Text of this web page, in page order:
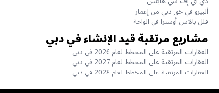
ألبيرو في خور دبي من إعمار
فلل بالاس أوسترا في الواحة
مشاريع مرتقبة قيد الإنشاء في دبي
العقارات المرتقبة على المخطط لعام 2026 في دبي
العقارات المرتقبة على المخطط لعام 2027 في دبي
العقارات المرتقبة على المخطط لعام 2028 في دبي